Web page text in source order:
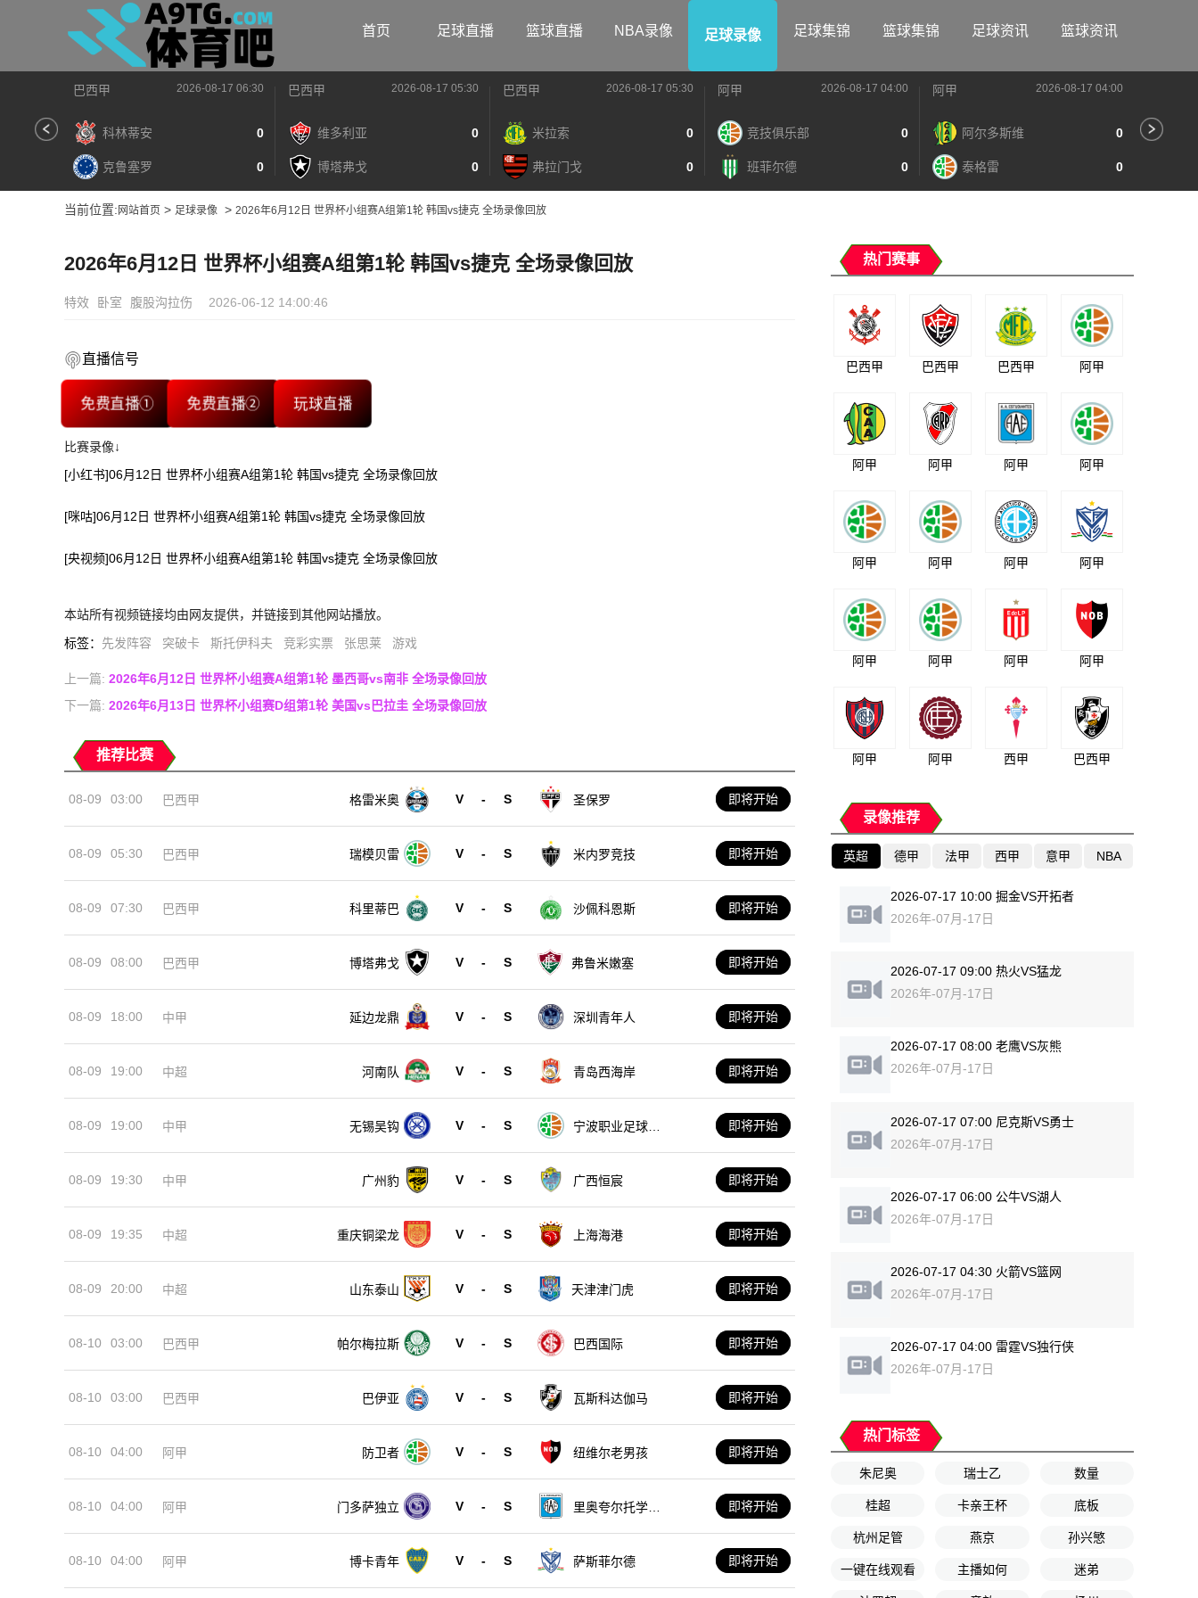
首页 足球直播 篮球直播 NBA录像 足球录像 足球集锦 篮球集锦 足球资讯 篮球资讯
巴西甲 2026-08-17 06:30
科林蒂安 0
克鲁塞罗 0
巴西甲 2026-08-17 05:30
维多利亚 0
博塔弗戈 0
巴西甲 2026-08-17 05:30
米拉索 0
弗拉门戈 0
阿甲 2026-08-17 04:00
竞技俱乐部 0
班菲尔德 0
阿甲 2026-08-17 04:00
阿尔多斯维 0
泰格雷 0
当前位置: 网站首页 > 足球录像 > 2026年6月12日 世界杯小组赛A组第1轮 韩国vs捷克 全场录像回放
2026年6月12日 世界杯小组赛A组第1轮 韩国vs捷克 全场录像回放
特效 卧室 腹股沟拉伤 2026-06-12 14:00:46
直播信号
免费直播① 免费直播② 玩球直播
比赛录像↓
[小红书]06月12日 世界杯小组赛A组第1轮 韩国vs捷克 全场录像回放
[咪咕]06月12日 世界杯小组赛A组第1轮 韩国vs捷克 全场录像回放
[央视频]06月12日 世界杯小组赛A组第1轮 韩国vs捷克 全场录像回放
本站所有视频链接均由网友提供，并链接到其他网站播放。
标签： 先发阵容 突破卡 斯托伊科夫 竞彩实票 张思莱 游戏
上一篇: 2026年6月12日 世界杯小组赛A组第1轮 墨西哥vs南非 全场录像回放
下一篇: 2026年6月13日 世界杯小组赛D组第1轮 美国vs巴拉圭 全场录像回放
推荐比赛
08-09 03:00 巴西甲 格雷米奥 V - S 圣保罗 即将开始
08-09 05:30 巴西甲 瑞模贝雷 V - S 米内罗竞技 即将开始
08-09 07:30 巴西甲 科里蒂巴 V - S 沙佩科恩斯 即将开始
08-09 08:00 巴西甲 博塔弗戈 V - S 弗鲁米嫩塞 即将开始
08-09 18:00 中甲 延边龙鼎 V - S 深圳青年人 即将开始
08-09 19:00 中超 河南队 V - S 青岛西海岸 即将开始
08-09 19:00 中甲 无锡吴钩 V - S
宁波职业足球俱
即将开始
08-09 19:30 中甲 广州豹 V - S 广西恒宸 即将开始
08-09 19:35 中超 重庆铜梁龙 V - S 上海海港 即将开始
08-09 20:00 中超 山东泰山 V - S 天津津门虎 即将开始
08-10 03:00 巴西甲 帕尔梅拉斯 V - S 巴西国际 即将开始
08-10 03:00 巴西甲 巴伊亚 V - S 瓦斯科达伽马 即将开始
08-10 04:00 阿甲 防卫者 V - S 纽维尔老男孩 即将开始
08-10 04:00 阿甲 门多萨独立 V - S
里奥夸尔托学生
即将开始
08-10 04:00 阿甲 博卡青年 V - S 萨斯菲尔德 即将开始
热门赛事
巴西甲 巴西甲 巴西甲 阿甲
阿甲 阿甲 阿甲 阿甲
阿甲 阿甲 阿甲 阿甲
阿甲 阿甲 阿甲 阿甲
阿甲 阿甲 西甲 巴西甲
录像推荐
英超 德甲 法甲 西甲 意甲 NBA
2026-07-17 10:00 掘金VS开拓者
2026年-07月-17日
2026-07-17 09:00 热火VS猛龙
2026年-07月-17日
2026-07-17 08:00 老鹰VS灰熊
2026年-07月-17日
2026-07-17 07:00 尼克斯VS勇士
2026年-07月-17日
2026-07-17 06:00 公牛VS湖人
2026年-07月-17日
2026-07-17 04:30 火箭VS篮网
2026年-07月-17日
2026-07-17 04:00 雷霆VS独行侠
2026年-07月-17日
热门标签
朱尼奥 瑞士乙 数量
桂超 卡亲王杯 底板
杭州足管 燕京 孙兴慜
一键在线观看 主播如何 迷弟